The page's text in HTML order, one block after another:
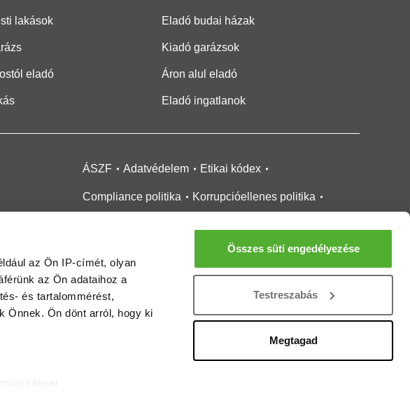
az Ön IP-címét, olyan
az Ön adataihoz a
és tartalommérést,
Önnek. Ön dönt arról, hogy ki
Összes süti engedélyezése
Testreszabás
Megtagad
lakások Eladó budai házak
Kiadó garázsok
eladó Áron alul eladó
Eladó ingatlanok
ÁSZF Adatvédelem Etikai kódex
Compliance politika Korrupcióellenes politika
Médiaajánlat
Ingatlanközvetítőknek
Magánszemélyeknek
Új építésű lakások
Tartalommoderálási jelentés